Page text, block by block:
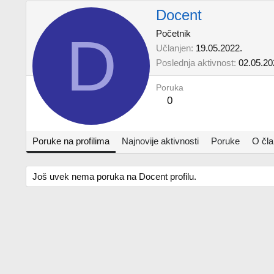
D
Docent
Početnik
Učlanjen 19.05.2022.
Poslednja aktivnost
Poruka
0
Poruke na profilima Najnovije aktivnosti Poruke O
Još uvek nema poruka na Docent profilu.